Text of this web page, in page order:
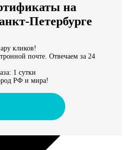
на
Петербурге
кликов!
почте. Отвечаем за 24
1 сутки
РФ и мира!